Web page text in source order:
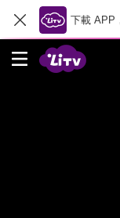
下載 APP